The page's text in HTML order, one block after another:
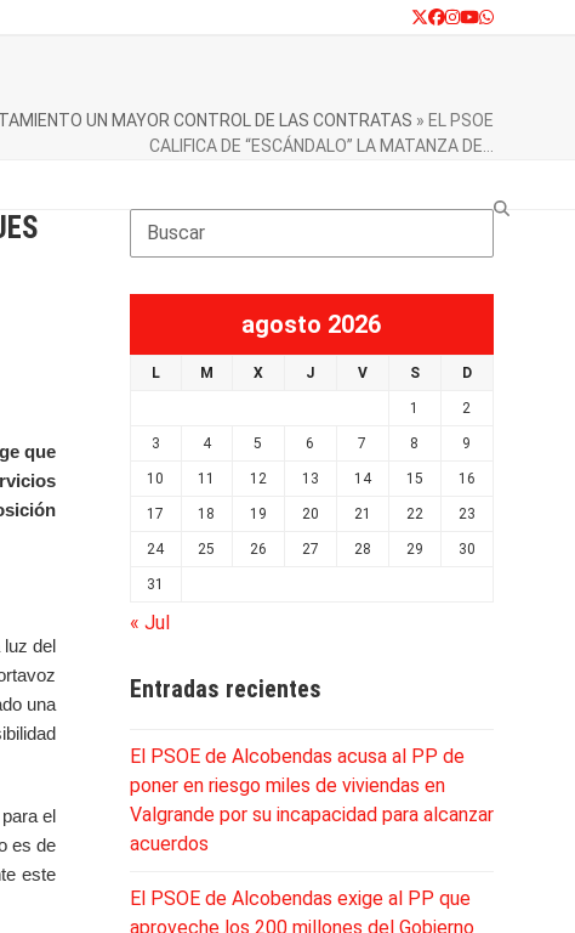
Twitter
Facebook
Instagram
YouTube
Whatsapp
UN MAYOR CONTROL DE LAS CONTRATAS » EL PSOE
CALIFICA DE “ESCÁNDALO” LA MATANZA DE…
que
del
una
el
es de
este
Search
agosto 2026
L M X J V S D
1 2
3 4 5 6 7 8 9
10 11 12 13 14 15 16
17 18 19 20 21 22 23
24 25 26 27 28 29 30
31
« Jul
Entradas recientes
El PSOE de Alcobendas acusa al PP de
poner en riesgo miles de viviendas en
Valgrande por su incapacidad para alcanzar
acuerdos
El PSOE de Alcobendas exige al PP que
aproveche los 200 millones del Gobierno